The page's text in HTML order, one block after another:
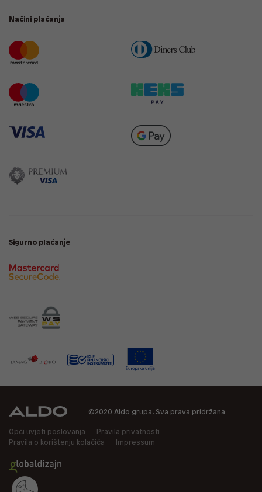
Načini plaćanja
Sigurno plaćanje
©2020 Aldo grupa. Sva prava pridržana
Opći uvjeti poslovanja
Pravila privatnosti
Pravila o korištenju kolačića
Impressum